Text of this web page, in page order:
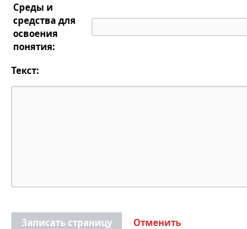
Среды и
средства для
освоения
понятия:
Текст:
Записать страницу Отменить